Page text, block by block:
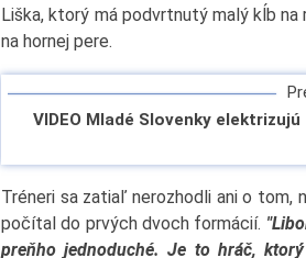
Liška, ktorý má podvrtnutý malý kĺb na
na hornej pere.
VIDEO Mladé Slovenky
Tréneri sa zatiaľ nerozhodli ani o tom,
počítal do prvých dvoch formácií.
preňho jednoduché. Je to hráč,